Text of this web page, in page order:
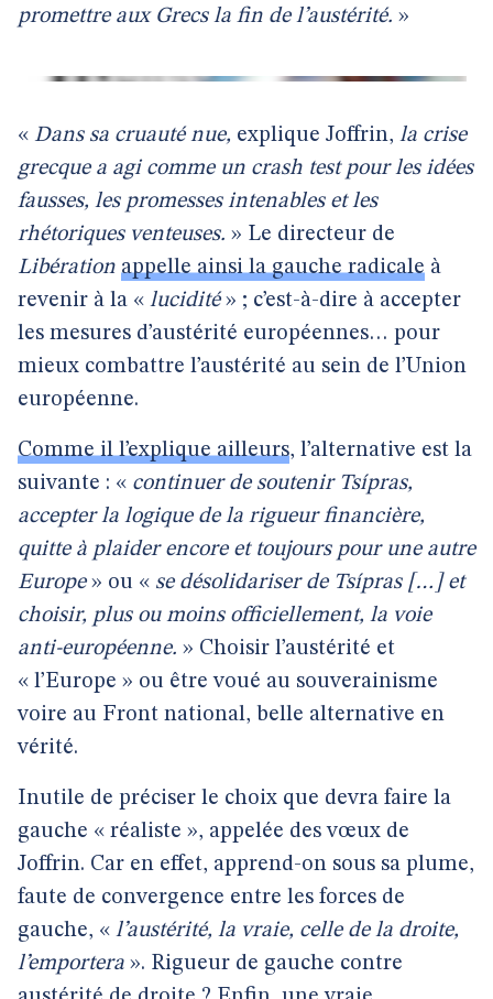
promettre aux Grecs la fin de l’austérité. »
« Dans sa cruauté nue, explique Joffrin, la crise
grecque a agi comme un crash test pour les idées
fausses, les promesses intenables et les
rhétoriques venteuses. » Le directeur de
Libération appelle ainsi la gauche radicale à
revenir à la « lucidité» ; c’est-à-dire à accepter
les mesures d’austérité européennes… pour
mieux combattre l’austérité au sein de l’Union
européenne.
Comme il l’explique ailleurs, l’alternative est la
suivante : « continuer de soutenir Tsípras,
accepter la logique de la rigueur financière,
quitte à plaider encore et toujours pour une autre
Europe» ou « se désolidariser de Tsípras […] et
choisir, plus ou moins officiellement, la voie
anti-européenne. » Choisir l’austérité et
« l’Europe » ou être voué au souverainisme
voire au Front national, belle alternative en
vérité.
Inutile de préciser le choix que devra faire la
gauche « réaliste », appelée des vœux de
Joffrin. Car en effet, apprend-on sous sa plume,
faute de convergence entre les forces de
gauche, « l’austérité, la vraie, celle de la droite,
l’emportera ». Rigueur de gauche contre